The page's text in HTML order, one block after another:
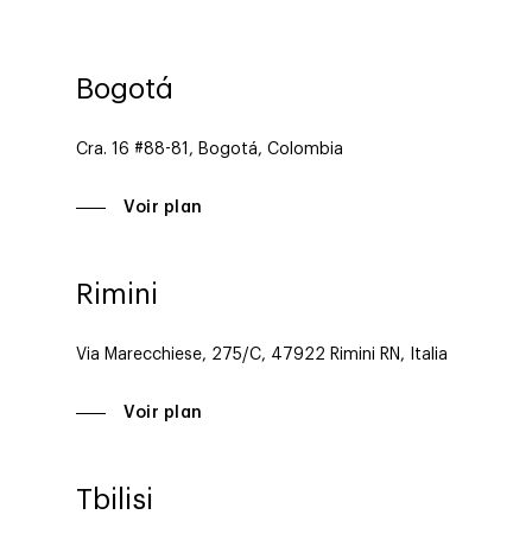
Bogotá
Cra. 16 #88-81, Bogotá, Colombia
Voir plan
Rimini
Via Marecchiese, 275/C, 47922 Rimini RN, Italia
Voir plan
Tbilisi